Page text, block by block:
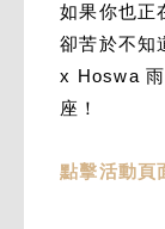
如果你也正
卻苦於不知
x Hoswa
座！
點擊活動頁